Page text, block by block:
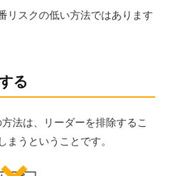
リスクの低い方法ではあります
る
法は、リーダーを排除するこ
まうということです。